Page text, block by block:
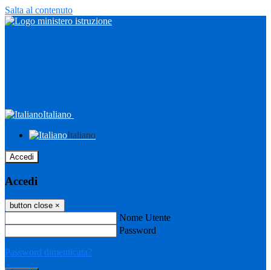
Salta al contenuto
Italiano
Italiano
Accedi
Accedi
button close ×
Nome Utente
Password
Password dimenticata?